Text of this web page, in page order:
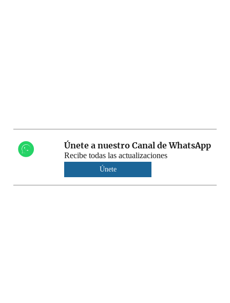
Únete a nuestro Canal de WhatsApp
Recibe todas las actualizaciones
Únete